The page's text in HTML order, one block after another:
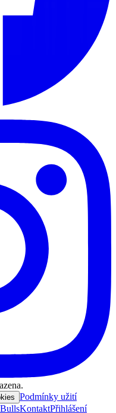
Podmínky užití
KontaktPřihlášení